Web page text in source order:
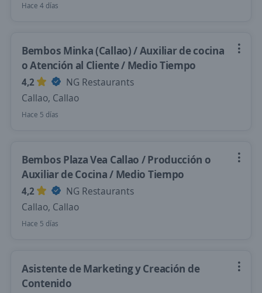
Hace 4 días
Bembos Minka (Callao) / Auxiliar de cocina
o Atención al Cliente / Medio Tiempo
4,2
NG Restaurants
Callao, Callao
Hace 5 días
Bembos Plaza Vea Callao / Producción o
Auxiliar de Cocina / Medio Tiempo
4,2
NG Restaurants
Callao, Callao
Hace 5 días
Asistente de Marketing y Creación de
Contenido